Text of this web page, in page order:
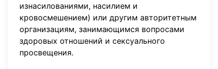
изнасилованиями, насилием и
кровосмешением) или другим авторитетным
организациям, занимающимся вопросами
здоровых отношений и сексуального
просвещения.